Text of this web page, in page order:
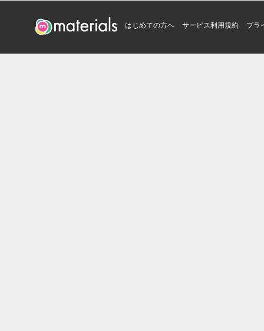
はじめての方へ サービス利用規約 プラ